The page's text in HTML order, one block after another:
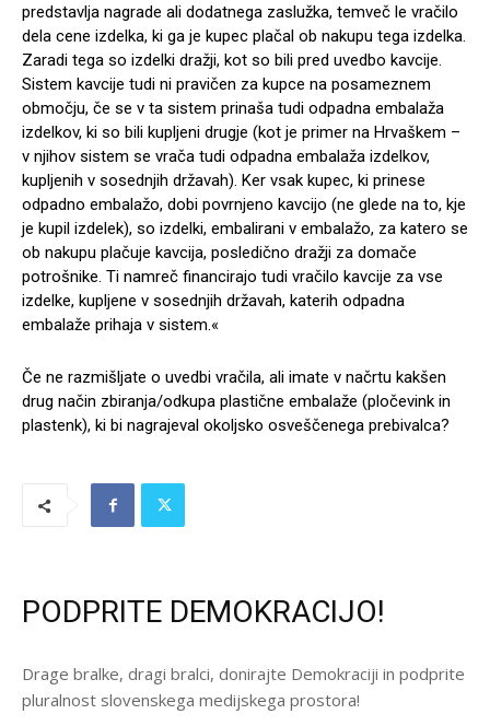
predstavlja nagrade ali dodatnega zaslužka, temveč le vračilo
dela cene izdelka, ki ga je kupec plačal ob nakupu tega izdelka.
Zaradi tega so izdelki dražji, kot so bili pred uvedbo kavcije.
Sistem kavcije tudi ni pravičen za kupce na posameznem
območju, če se v ta sistem prinaša tudi odpadna embalaža
izdelkov, ki so bili kupljeni drugje (kot je primer na Hrvaškem –
v njihov sistem se vrača tudi odpadna embalaža izdelkov,
kupljenih v sosednjih državah). Ker vsak kupec, ki prinese
odpadno embalažo, dobi povrnjeno kavcijo (ne glede na to, kje
je kupil izdelek), so izdelki, embalirani v embalažo, za katero se
ob nakupu plačuje kavcija, posledično dražji za domače
potrošnike. Ti namreč financirajo tudi vračilo kavcije za vse
izdelke, kupljene v sosednjih državah, katerih odpadna
embalaže prihaja v sistem.«
Če ne razmišljate o uvedbi vračila, ali imate v načrtu kakšen
drug način zbiranja/odkupa plastične embalaže (pločevink in
plastenk), ki bi nagrajeval okoljsko osveščenega prebivalca?
PODPRITE DEMOKRACIJO!
Drage bralke, dragi bralci, donirajte Demokraciji in podprite
pluralnost slovenskega medijskega prostora!